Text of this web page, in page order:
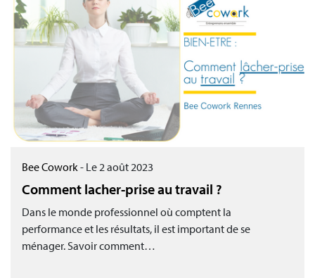
Bee Cowork- Le 2 août 2023
Comment lacher-prise au travail ?
Dans le monde professionnel où comptent la
performance et les résultats, il est important de se
ménager. Savoir comment…